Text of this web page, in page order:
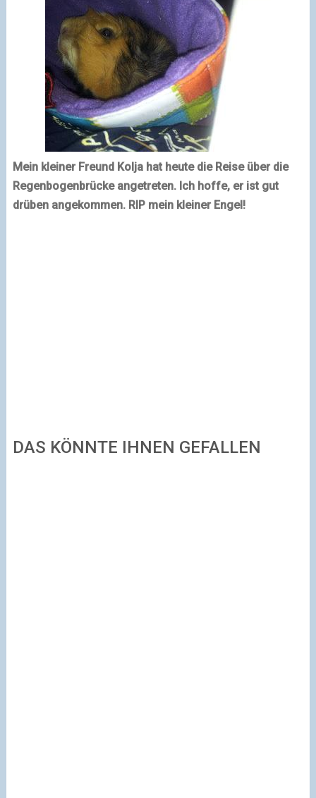
Mein kleiner Freund Kolja hat heute die Reise über die
Regenbogenbrücke angetreten. Ich hoffe, er ist gut
drüben angekommen. RIP mein kleiner Engel!
DAS KÖNNTE IHNEN GEFALLEN